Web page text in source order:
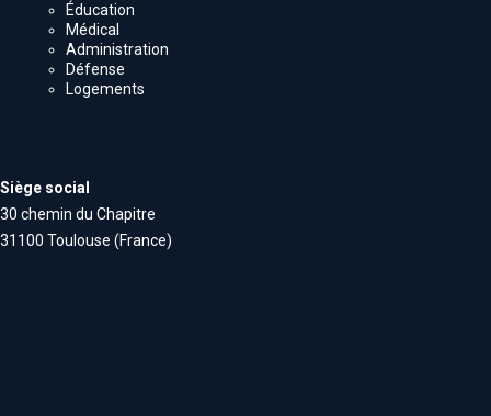
Éducation
Médical
Administration
Défense
Logements
Siège social
30 chemin du Chapitre
31100 Toulouse (France)